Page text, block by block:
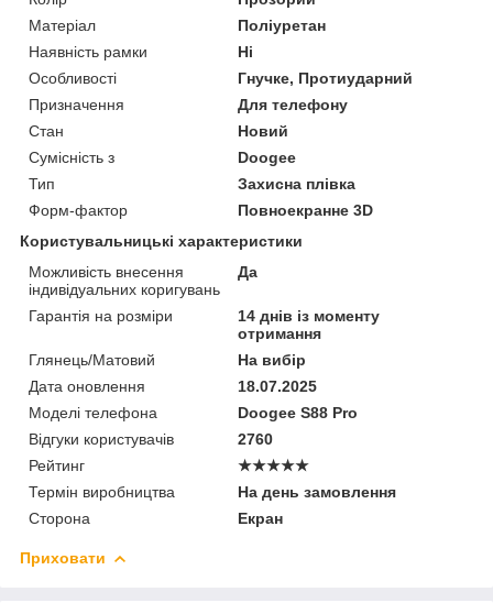
Матеріал
Поліуретан
Наявність рамки
Ні
Особливості
Гнучке, Протиударний
Призначення
Для телефону
Стан
Новий
Сумісність з
Doogee
Тип
Захисна плівка
Форм-фактор
Повноекранне 3D
Користувальницькі характеристики
Можливість внесення
індивідуальних коригувань
Да
Гарантія на розміри
14 днів із моменту
отримання
Глянець/Матовий
На вибір
Дата оновлення
18.07.2025
Моделі телефона
Doogee S88 Pro
Відгуки користувачів
2760
Рейтинг
★★★★★
Термін виробництва
На день замовлення
Сторона
Екран
Приховати